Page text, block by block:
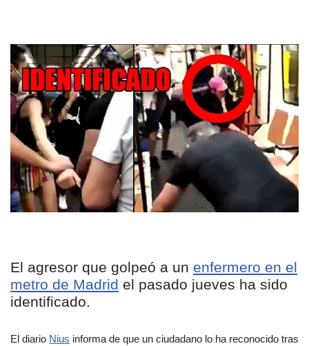
El agresor que golpeó a un enfermero en el
metro de Madrid el pasado jueves ha sido
identificado.
El diario Nius informa de que un ciudadano lo ha reconocido tras